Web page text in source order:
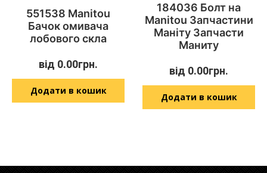
551538 Manitou
Бачок омивача
лобового скла
від 0.00грн.
Додати в кошик
184036 Болт на
Manitou Запчастини
Маніту Запчасти
Маниту
від 0.00грн.
Додати в кошик